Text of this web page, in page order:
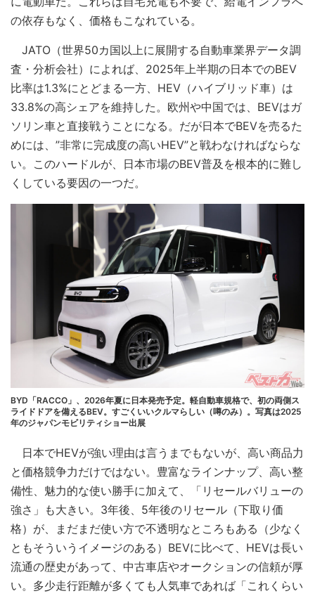
の依存もなく、価格もこなれている。
JATO（世界50カ国以上に展開する自動車業界データ調
査・分析会社）によれば、2025年上半期の日本でのBEV
比率は1.3%にとどまる一方、HEV（ハイブリッド車）は
33.8%の高シェアを維持した。欧州や中国では、BEVはガ
ソリン車と直接戦うことになる。だが日本でBEVを売るた
めには、”非常に完成度の高いHEV”と戦わなければならな
い。このハードルが、日本市場のBEV普及を根本的に難し
くしている要因の一つだ。
BYD「RACCO」、2026年夏に日本発売予定。軽自動車規格で、初の両側ス
ライドドアを備えるBEV。すごくいいクルマらしい（噂のみ）。写真は2025
年のジャパンモビリティショー出展
日本でHEVが強い理由は言うまでもないが、高い商品力
と価格競争力だけではない。豊富なラインナップ、高い整
備性、魅力的な使い勝手に加えて、「リセールバリューの
強さ」も大きい。3年後、5年後のリセール（下取り価
格）が、まだまだ使い方で不透明なところもある（少なく
ともそういうイメージのある）BEVに比べて、HEVは長い
流通の歴史があって、中古車店やオークションの信頼が厚
い。多少走行距離が多くても人気車であれば「これくらい